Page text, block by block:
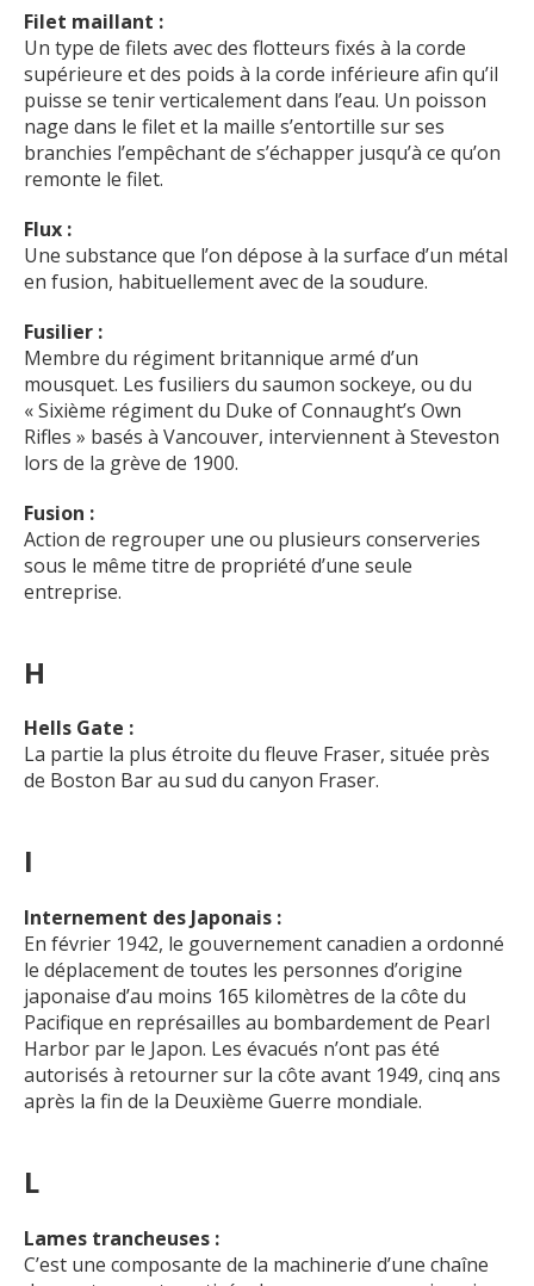
Filet maillant :
Un type de filets avec des flotteurs fixés à la corde
supérieure et des poids à la corde inférieure afin qu’il
puisse se tenir verticalement dans l’eau. Un poisson
nage dans le filet et la maille s’entortille sur ses
branchies l’empêchant de s’échapper jusqu’à ce qu’on
remonte le filet.
Flux :
Une substance que l’on dépose à la surface d’un métal
en fusion, habituellement avec de la soudure.
Fusilier :
Membre du régiment britannique armé d’un
mousquet. Les fusiliers du saumon sockeye, ou du
« Sixième régiment du Duke of Connaught’s Own
Rifles » basés à Vancouver, interviennent à Steveston
lors de la grève de 1900.
Fusion :
Action de regrouper une ou plusieurs conserveries
sous le même titre de propriété d’une seule
entreprise.
H
Hells Gate :
La partie la plus étroite du fleuve Fraser, située près
de Boston Bar au sud du canyon Fraser.
I
Internement des Japonais :
En février 1942, le gouvernement canadien a ordonné
le déplacement de toutes les personnes d’origine
japonaise d’au moins 165 kilomètres de la côte du
Pacifique en représailles au bombardement de Pearl
Harbor par le Japon. Les évacués n’ont pas été
autorisés à retourner sur la côte avant 1949, cinq ans
après la fin de la Deuxième Guerre mondiale.
L
Lames trancheuses :
C’est une composante de la machinerie d’une chaîne